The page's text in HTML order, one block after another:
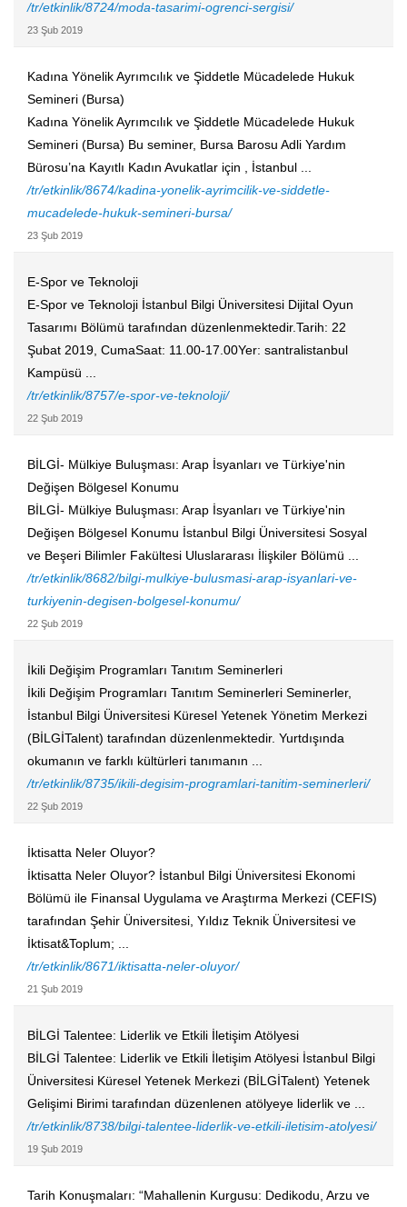
/tr/etkinlik/8724/moda-tasarimi-ogrenci-sergisi/
23 Şub 2019
Kadına Yönelik Ayrımcılık ve Şiddetle Mücadelede Hukuk
Semineri (Bursa)
Kadına Yönelik Ayrımcılık ve Şiddetle Mücadelede Hukuk
Semineri (Bursa) Bu seminer, Bursa Barosu Adli Yardım
Bürosu’na Kayıtlı Kadın Avukatlar için , İstanbul ...
/tr/etkinlik/8674/kadina-yonelik-ayrimcilik-ve-siddetle-
mucadelede-hukuk-semineri-bursa/
23 Şub 2019
E-Spor ve Teknoloji
E-Spor ve Teknoloji İstanbul Bilgi Üniversitesi Dijital Oyun
Tasarımı Bölümü tarafından düzenlenmektedir.Tarih: 22
Şubat 2019, CumaSaat: 11.00-17.00Yer: santralistanbul
Kampüsü ...
/tr/etkinlik/8757/e-spor-ve-teknoloji/
22 Şub 2019
BİLGİ- Mülkiye Buluşması: Arap İsyanları ve Türkiye'nin
Değişen Bölgesel Konumu
BİLGİ- Mülkiye Buluşması: Arap İsyanları ve Türkiye'nin
Değişen Bölgesel Konumu İstanbul Bilgi Üniversitesi Sosyal
ve Beşeri Bilimler Fakültesi Uluslararası İlişkiler Bölümü ...
/tr/etkinlik/8682/bilgi-mulkiye-bulusmasi-arap-isyanlari-ve-
turkiyenin-degisen-bolgesel-konumu/
22 Şub 2019
İkili Değişim Programları Tanıtım Seminerleri
İkili Değişim Programları Tanıtım Seminerleri Seminerler,
İstanbul Bilgi Üniversitesi Küresel Yetenek Yönetim Merkezi
(BİLGİTalent) tarafından düzenlenmektedir. Yurtdışında
okumanın ve farklı kültürleri tanımanın ...
/tr/etkinlik/8735/ikili-degisim-programlari-tanitim-seminerleri/
22 Şub 2019
İktisatta Neler Oluyor?
İktisatta Neler Oluyor? İstanbul Bilgi Üniversitesi Ekonomi
Bölümü ile Finansal Uygulama ve Araştırma Merkezi (CEFIS)
tarafından Şehir Üniversitesi, Yıldız Teknik Üniversitesi ve
İktisat&Toplum; ...
/tr/etkinlik/8671/iktisatta-neler-oluyor/
21 Şub 2019
BİLGİ Talentee: Liderlik ve Etkili İletişim Atölyesi
BİLGİ Talentee: Liderlik ve Etkili İletişim Atölyesi İstanbul Bilgi
Üniversitesi Küresel Yetenek Merkezi (BİLGİTalent) Yetenek
Gelişimi Birimi tarafından düzenlenen atölyeye liderlik ve ...
/tr/etkinlik/8738/bilgi-talentee-liderlik-ve-etkili-iletisim-atolyesi/
19 Şub 2019
Tarih Konuşmaları: “Mahallenin Kurgusu: Dedikodu, Arzu ve